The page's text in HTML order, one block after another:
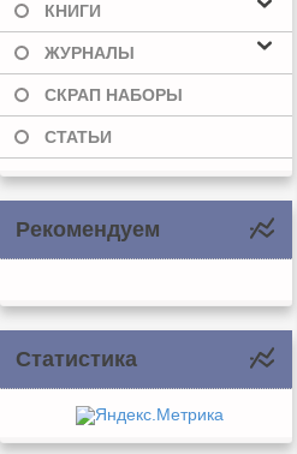
КНИГИ
ЖУРНАЛЫ
СКРАП НАБОРЫ
СТАТЬИ
Рекомендуем
Статистика